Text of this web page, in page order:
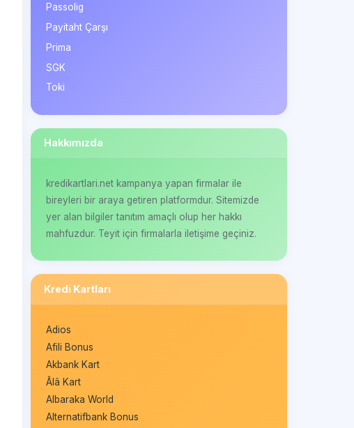
Passolig
Payitaht Çarşı
Prima
SGK
Toki
Hakkımızda
kredikartlari.net kampanya yapan firmalar ile
bireyleri bir araya getiren platformdur. Sitemizde
yer alan bilgiler tanıtım amaçlı olup her hakkı
mahfuzdur. Teyit için firmalarla iletişime geçiniz.
Kredi Kartları
Adios
Afili Bonus
Akbank Kart
Âlâ Kart
Albaraka World
Alternatifbank Bonus